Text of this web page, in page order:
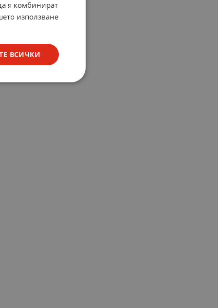
я комбинират
използване
ВСИЧКИ